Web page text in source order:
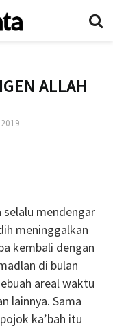
ALLAH
mendengar
meninggalkan
kembali dengan
di bulan
areal waktu
lainnya. Sama
ka’bah itu